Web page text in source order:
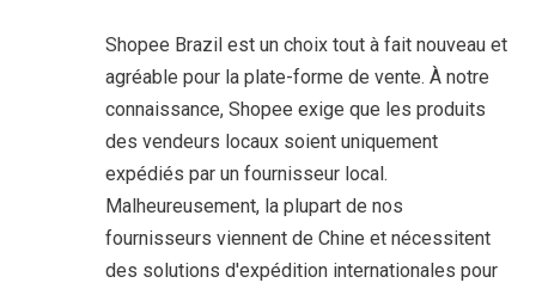
Shopee Brazil est un choix tout à fait nouveau et
agréable pour la plate-forme de vente. À notre
connaissance, Shopee exige que les produits
des vendeurs locaux soient uniquement
expédiés par un fournisseur local.
Malheureusement, la plupart de nos
fournisseurs viennent de Chine et nécessitent
des solutions d'expédition internationales pour